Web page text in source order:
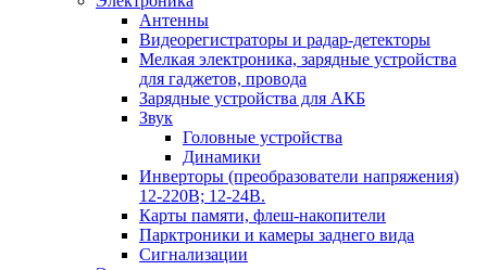
Антенны
Видеорегистраторы и радар-детекторы
Мелкая электроника, зарядные устройства
для гаджетов, провода
Зарядные устройства для АКБ
Звук
Головные устройства
Динамики
Инверторы (преобразователи напряжения)
12-220В; 12-24В.
Карты памяти, флеш-накопители
Парктроники и камеры заднего вида
Сигнализации